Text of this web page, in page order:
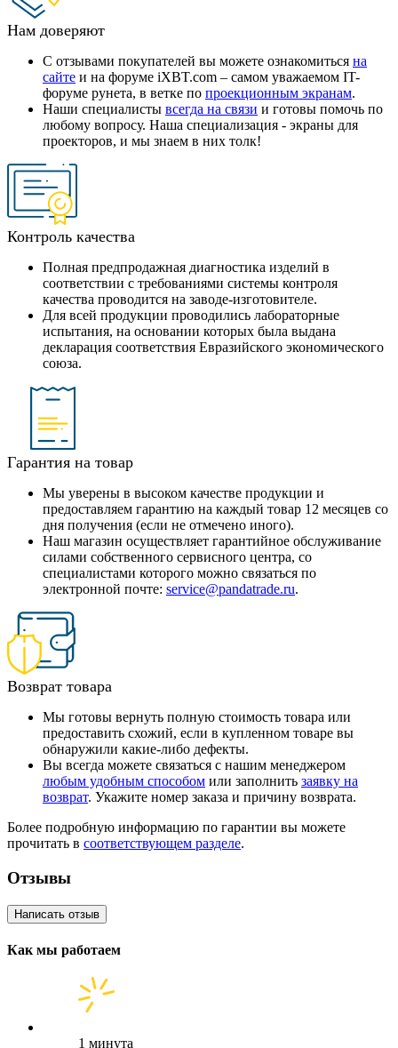
Нам доверяют
С отзывами покупателей вы можете ознакомиться на
сайте и на форуме iXBT.com – самом уважаемом IT-
форуме рунета, в ветке по проекционным экранам.
Наши специалисты всегда на связи и готовы помочь по
любому вопросу. Наша специализация - экраны для
проекторов, и мы знаем в них толк!
Контроль качества
Полная предпродажная диагностика изделий в
соответствии с требованиями системы контроля
качества проводится на заводе-изготовителе.
Для всей продукции проводились лабораторные
испытания, на основании которых была выдана
декларация соответствия Евразийского экономического
союза.
Гарантия на товар
Мы уверены в высоком качестве продукции и
предоставляем гарантию на каждый товар 12 месяцев со
дня получения (если не отмечено иного).
Наш магазин осуществляет гарантийное обслуживание
силами собственного сервисного центра, со
специалистами которого можно связаться по
электронной почте: service@pandatrade.ru.
Возврат товара
Мы готовы вернуть полную стоимость товара или
предоставить схожий, если в купленном товаре вы
обнаружили какие-либо дефекты.
Вы всегда можете связаться с нашим менеджером
любым удобным способом или заполнить заявку на
возврат. Укажите номер заказа и причину возврата.
Более подробную информацию по гарантии вы можете
прочитать в соответствующем разделе.
Отзывы
Написать отзыв
Как мы работаем
1 минута